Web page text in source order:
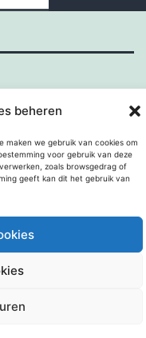
beheren
maken we gebruik van cookies om
voor gebruik van deze
zoals browsgedrag of
geeft kan dit het gebruik van
WordPress.